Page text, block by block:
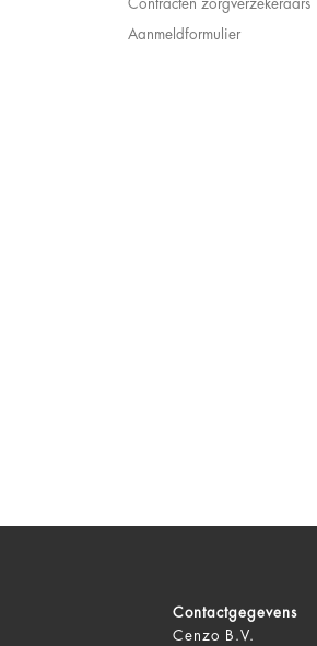
Contracten zorgverzekeraars
Aanmeldformulier
Contactgegevens
Cenzo B.V.